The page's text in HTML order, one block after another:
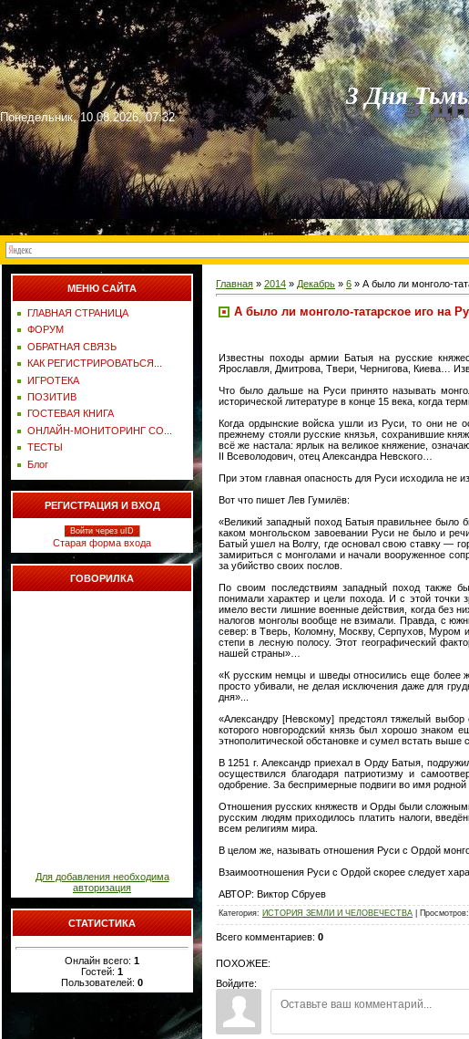
Понедельник, 10.08.2026, 07:32
3 Дня
МЕНЮ САЙТА
ГЛАВНАЯ СТРАНИЦА
ФОРУМ
ОБРАТНАЯ СВЯЗЬ
КАК РЕГИСТРИРОВАТЬСЯ...
ИГРОТЕКА
ПОЗИТИВ
ГОСТЕВАЯ КНИГА
ОНЛАЙН-МОНИТОРИНГ СО...
ТЕСТЫ
Блог
РЕГИСТРАЦИЯ И ВХОД
Войти через uID
Старая форма входа
ГОВОРИЛКА
Для добавления необходима
авторизация
СТАТИСТИКА
Онлайн всего: 1
Гостей: 1
Пользователей: 0
Главная » 2014 » Декабрь » 6 » А было ли монголо-
А было ли монголо-татарское иго на
Известны походы армии Батыя на русские
Ярославля, Дмитрова, Твери, Чернигова, Киева…
Что было дальше на Руси принято называть
исторической литературе в конце 15 века, когда
Когда ордынские войска ушли из Руси, то они не
прежнему стояли русские князья, сохранившие
всё же настала: ярлык на великое княжение,
II Всеволодович, отец Александра Невского…
При этом главная опасность для Руси исходила не
Вот что пишет Лев Гумилёв:
«Великий западный поход Батыя правильнее было
каком монгольском завоевании Руси не было и
Батый ушел на Волгу, где основал свою ставку —
замириться с монголами и начали вооруженное
за убийство своих послов.
По своим последствиям западный поход также
понимали характер и цели похода. И с этой точки
имело вести лишние военные действия, когда без
налогов монголы вообще не взимали. Правда, с
север: в Тверь, Коломну, Москву, Серпухов, Муром
степи в лесную полосу. Этот географический
нашей страны»…
«К русским немцы и шведы относились еще более
просто убивали, не делая исключения даже для
дня»...
«Александру [Невскому] предстоял тяжелый
которого новгородский князь был хорошо знаком
этнополитической обстановке и сумел встать
В 1251 г. Александр приехал в Орду Батыя,
осуществился благодаря патриотизму и
одобрение. За беспримерные подвиги во имя
Отношения русских княжеств и Орды были
русским людям приходилось платить налоги,
всем религиям мира.
В целом же, называть отношения Руси с Ордой
Взаимоотношения Руси с Ордой скорее следует
АВТОР: Виктор Сбруев
Категория: ИСТОРИЯ ЗЕМЛИ И ЧЕЛОВЕЧЕСТВА Просмотров:
Всего комментариев: 0
ПОХОЖЕЕ:
Войдите: